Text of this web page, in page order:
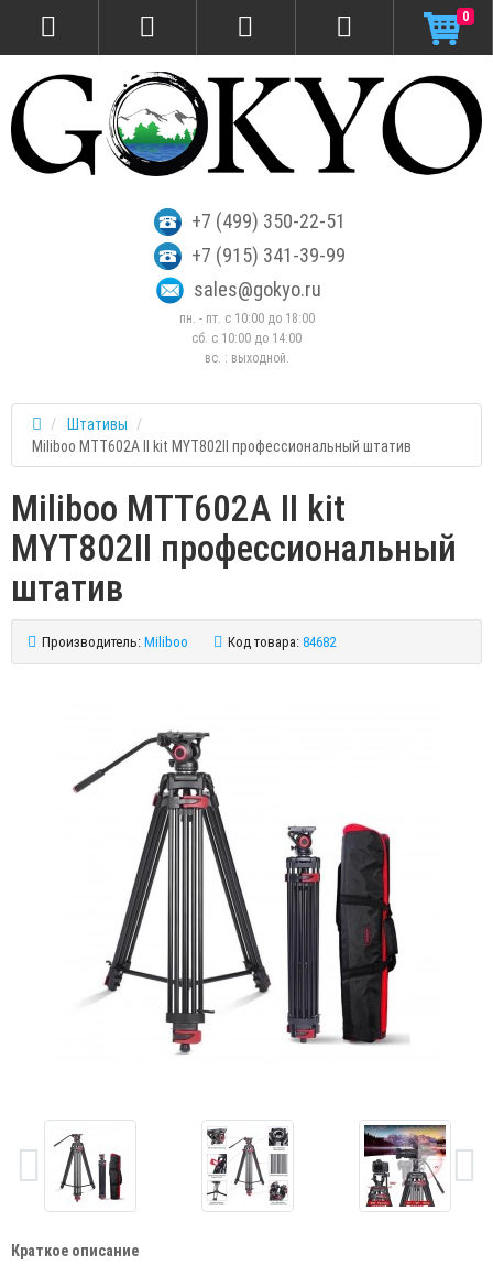
+7 (499) 350-22-51
+7 (915) 341-39-99
sales@gokyo.ru
пн. - пт. с 10:00 до 18:00
сб. c 10:00 до 14:00
вс. : выходной.
0
Штативы
Miliboo MTT602A II kit MYT802II профессиональный штатив
Miliboo MTT602A II kit
MYT802II профессиональный
штатив
Производитель: Miliboo Код товара: 84682
Краткое описание